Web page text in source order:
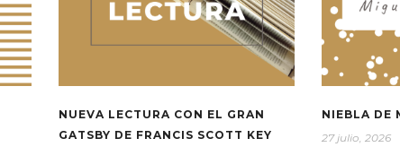
NUEVA LECTURA CON EL GRAN
GATSBY DE FRANCIS SCOTT KEY
NIEBLA DE
27 julio, 2026